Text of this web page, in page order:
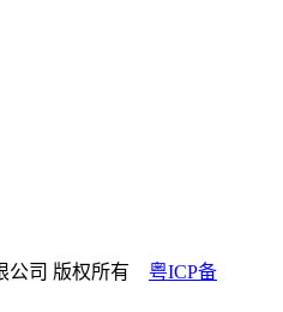
公司 版权所有 粤ICP备